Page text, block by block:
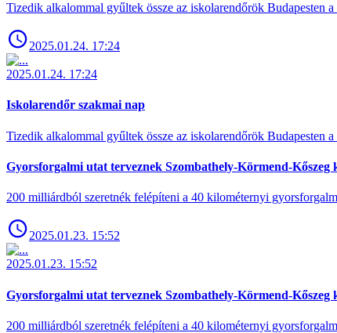
Tizedik alkalommal gyűltek össze az iskolarendőrök Budapesten
2025.01.24. 17:24
2025.01.24. 17:24
Iskolarendőr szakmai nap
Tizedik alkalommal gyűltek össze az iskolarendőrök Budapesten
Gyorsforgalmi utat terveznek Szombathely-Körmend-Kőszeg
200 milliárdból szeretnék felépíteni a 40 kilométernyi
2025.01.23. 15:52
2025.01.23. 15:52
Gyorsforgalmi utat terveznek Szombathely-Körmend-Kőszeg
200 milliárdból szeretnék felépíteni a 40 kilométernyi